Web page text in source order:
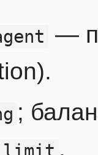
—
;
.